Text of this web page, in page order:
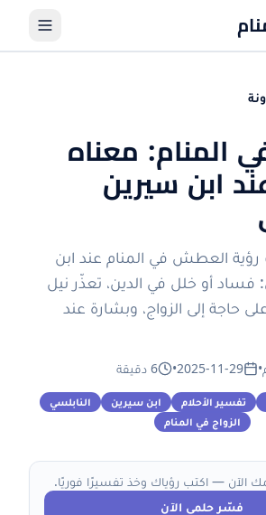
المنام: معناه
ابن سيرين
رؤية العطش في المنام عند ابن
فساد أو خلل في الدين، تعذّر نيل
حاجة إلى الزواج، وبشارة عند
•
2025-11-29
• 6 دقيقة
تفسير الأحلام ابن سيرين
النابلسي
الزواج في المنام
الآن — اكتب رؤياك وخذ تفسيرًا فوريًا.
فسّر حلمي الآن